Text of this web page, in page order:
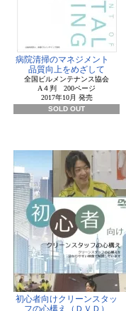
病院清掃のマネジメント
品質向上をめざして
全国ビルメンテナンス協会
A４判 200ページ
2017年10月 発売
SOLD OUT
初心者向けクリーンスタッ
フの心構え（ＤＶＤ）